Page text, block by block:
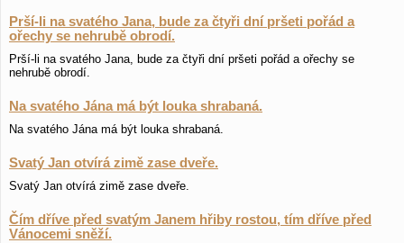
Prší-li na svatého Jana, bude za čtyři dní pršeti pořád a
ořechy se nehrubě obrodí.
Prší-li na svatého Jana, bude za čtyři dní pršeti pořád a ořechy se
nehrubě obrodí.
Na svatého Jána má být louka shrabaná.
Na svatého Jána má být louka shrabaná.
Svatý Jan otvírá zimě zase dveře.
Svatý Jan otvírá zimě zase dveře.
Čím dříve před svatým Janem hřiby rostou, tím dříve před
Vánocemi sněží.